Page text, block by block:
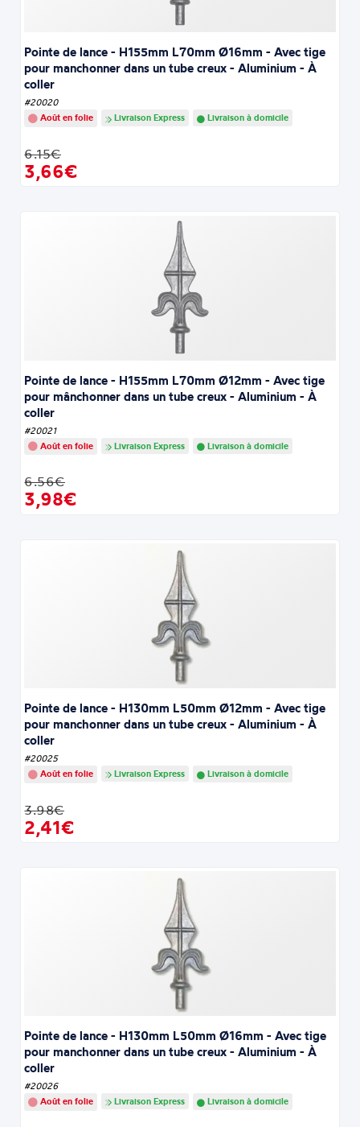
Pointe de lance - H155mm L70mm Ø16mm - Avec tige
pour manchonner dans un tube creux - Aluminium - À
coller
#20020
Août en folie
Livraison Express Livraison à domicile
6.15€
3,66€
Pointe de lance - H155mm L70mm Ø12mm - Avec tige
pour mânchonner dans un tube creux - Aluminium - À
coller
#20021
Août en folie
Livraison Express Livraison à domicile
6.56€
3,98€
Pointe de lance - H130mm L50mm Ø12mm - Avec tige
pour manchonner dans un tube creux - Aluminium - À
coller
#20025
Août en folie
Livraison Express Livraison à domicile
3.98€
2,41€
Pointe de lance - H130mm L50mm Ø16mm - Avec tige
pour manchonner dans un tube creux - Aluminium - À
coller
#20026
Août en folie
Livraison Express Livraison à domicile